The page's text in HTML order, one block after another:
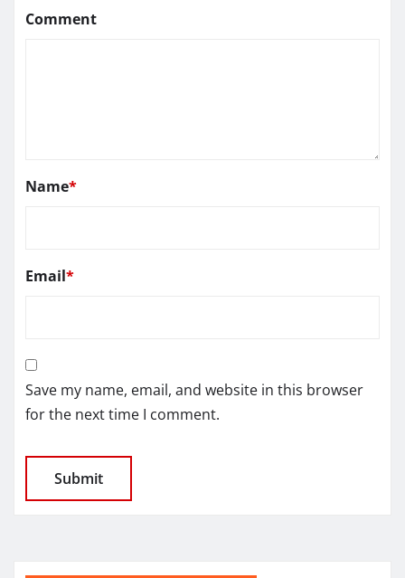
Comment
Name*
Email*
Save my name, email, and website in this browser
for the next time I comment.